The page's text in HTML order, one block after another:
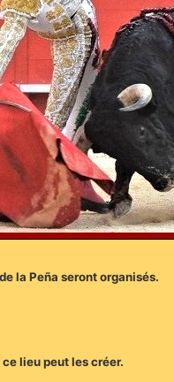
la Peña seront organisés.
lieu peut les créer.